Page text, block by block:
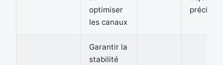
optimiser
les canaux
précis
Garantir la
stabilité